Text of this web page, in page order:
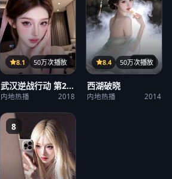
31集
8.1 50万次播放
武汉逆战行动 第2
季
内地热播 2018
36集
8.4 50万次播放
西湖破晓
内地热播 2014
8